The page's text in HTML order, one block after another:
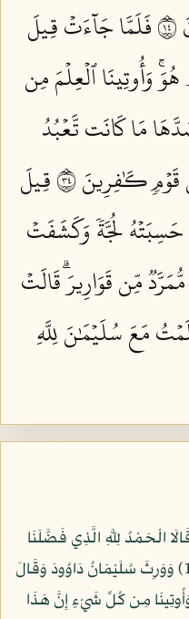
فَلَمَّا جَآءَتۡ قِيلَ
وَأُوتِينَا ٱلۡعِلۡمَ مِن
مَا كَانَت تَّعۡبُدُ
كَٰفِرِينَ ٤٣
قِيلَ
حَسِبَتۡهُ لُجَّةٗ وَكَشَفَتۡ
مِّن قَوَارِيرَۗ قَالَتۡ
مَعَ سُلَيۡمَٰنَ لِلَّهِ
الْحَمْدُ لِلَّهِ الَّذِي فَضَّلَنَا
عَلَى كَثِيرٍ مِّنْ عِبَادِهِ الْمُؤْمِنِينَ (15) وَوَرِثَ سُلَيْمَانُ دَاوُودَ وَقَالَ
مِن كُلِّ شَيْءٍ إِنَّ هَذَا